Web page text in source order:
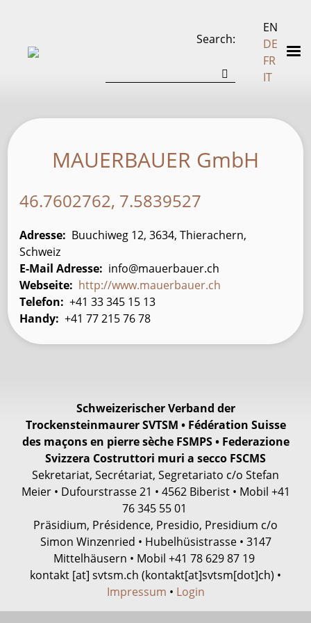
Search
EN
DE
FR
IT
MAUERBAUER GmbH
46.7602762, 7.5839527
Adresse
Buuchiweg 12, 3634, Thierachern,
Schweiz
E-Mail Adresse
info@mauerbauer.ch
Webseite
http://www.mauerbauer.ch
Telefon
+41 33 345 15 13
Handy
+41 77 215 76 78
Schweizerischer Verband der
Trockensteinmaurer SVTSM • Fédération Suisse
des maçons en pierre sèche FSMPS • Federazione
Svizzera Costruttori muri a secco FSCMS
Sekretariat, Secrétariat, Segretariato c/o Stefan
Meier • Dufourstrasse 21 • 4562 Biberist • Mobil +41
76 345 55 01
Präsidium, Présidence, Presidio, Presidium c/o
Simon Winzenried • Hubelhüsistrasse • 3147
Mittelhäusern • Mobil +41 78 629 87 19
kontakt [at] svtsm.ch (kontakt[at]svtsm[dot]ch) •
Impressum • Login